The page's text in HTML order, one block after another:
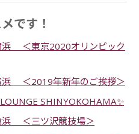
です！
浜 ＜東京2020オリンピック
浜 ＜2019年新年のご挨拶＞
SHINYOKOHAMA✨
浜 ＜三ツ沢競技場＞